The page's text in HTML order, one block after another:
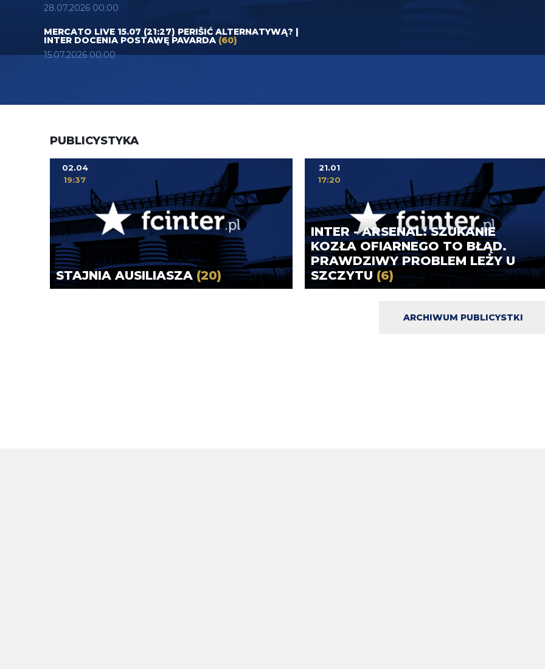
28.07.2026 00:00
MERCATO LIVE 15.07 (21:27) PERIŠIĆ ALTERNATYWĄ? |
INTER DOCENIA POSTAWĘ PAVARDA (60)
15.07.2026 00:00
PUBLICYSTYKA
STAJNIA AUSILIASZA(20)
02.04
19:37
INTER - ARSENAL: SZUKANIE
KOZŁA OFIARNEGO TO BŁĄD.
PRAWDZIWY PROBLEM LEŻY U
SZCZYTU (6)
21.01
17:20
ARCHIWUM PUBLICYSTKI